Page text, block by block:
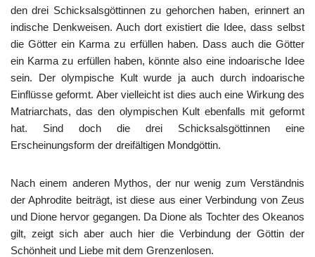
den drei Schicksalsgöttinnen zu gehorchen haben, erinnert an
indische Denkweisen. Auch dort existiert die Idee, dass selbst
die Götter ein Karma zu erfüllen haben. Dass auch die Götter
ein Karma zu erfüllen haben, könnte also eine indoarische Idee
sein. Der olympische Kult wurde ja auch durch indoarische
Einflüsse geformt. Aber vielleicht ist dies auch eine Wirkung des
Matriarchats, das den olympischen Kult ebenfalls mit geformt
hat. Sind doch die drei Schicksalsgöttinnen eine
Erscheinungsform der dreifältigen Mondgöttin.
Nach einem anderen Mythos, der nur wenig zum Verständnis
der Aphrodite beiträgt, ist diese aus einer Verbindung von Zeus
und Dione hervor gegangen. Da Dione als Tochter des Okeanos
gilt, zeigt sich aber auch hier die Verbindung der Göttin der
Schönheit und Liebe mit dem Grenzenlosen.